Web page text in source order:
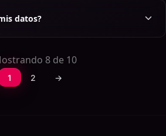
datos?
8 de 10
1 2 →